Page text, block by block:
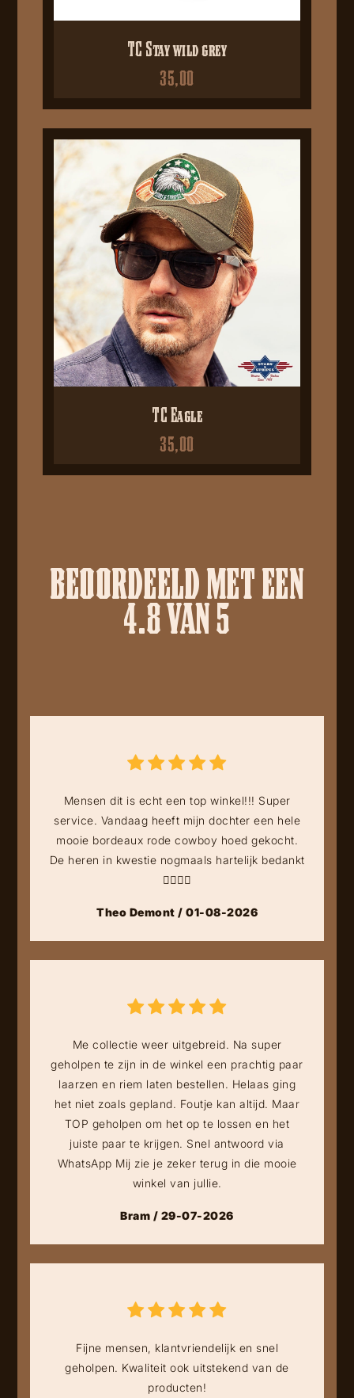
TC Stay wild grey
35,00
TC Eagle
35,00
BEOORDEELD MET EEN
4.8 VAN 5
Mensen dit is echt een top winkel!!! Super
service. Vandaag heeft mijn dochter een hele
mooie bordeaux rode cowboy hoed gekocht.
De heren in kwestie nogmaals hartelijk bedankt
👍🏻👍🏻
Theo Demont / 01-08-2026
Me collectie weer uitgebreid. Na super
geholpen te zijn in de winkel een prachtig paar
laarzen en riem laten bestellen. Helaas ging
het niet zoals gepland. Foutje kan altijd. Maar
TOP geholpen om het op te lossen en het
juiste paar te krijgen. Snel antwoord via
WhatsApp Mij zie je zeker terug in die mooie
winkel van jullie.
Bram / 29-07-2026
Fijne mensen, klantvriendelijk en snel
geholpen. Kwaliteit ook uitstekend van de
producten!